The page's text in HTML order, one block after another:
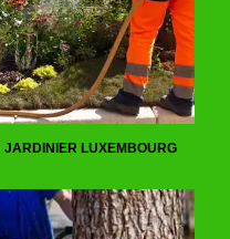
JARDINIER LUXEMBOURG